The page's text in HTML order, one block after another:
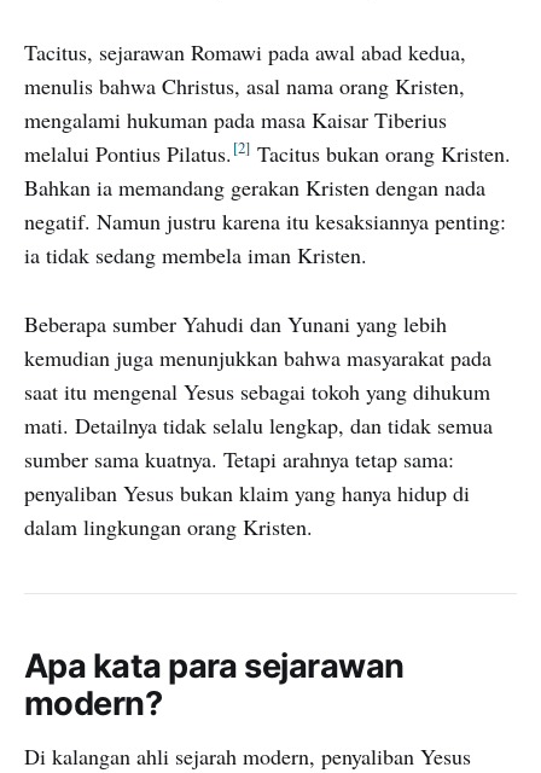
Tacitus, sejarawan Romawi pada awal abad kedua,
menulis bahwa Christus, asal nama orang Kristen,
mengalami hukuman pada masa Kaisar Tiberius
melalui Pontius Pilatus. 2 Tacitus bukan orang Kristen.
Bahkan ia memandang gerakan Kristen dengan nada
negatif. Namun justru karena itu kesaksiannya penting:
ia tidak sedang membela iman Kristen.
Beberapa sumber Yahudi dan Yunani yang lebih
kemudian juga menunjukkan bahwa masyarakat pada
saat itu mengenal Yesus sebagai tokoh yang dihukum
mati. Detailnya tidak selalu lengkap, dan tidak semua
sumber sama kuatnya. Tetapi arahnya tetap sama:
penyaliban Yesus bukan klaim yang hanya hidup di
dalam lingkungan orang Kristen.
Apa kata para sejarawan
modern?
Di kalangan ahli sejarah modern, penyaliban Yesus